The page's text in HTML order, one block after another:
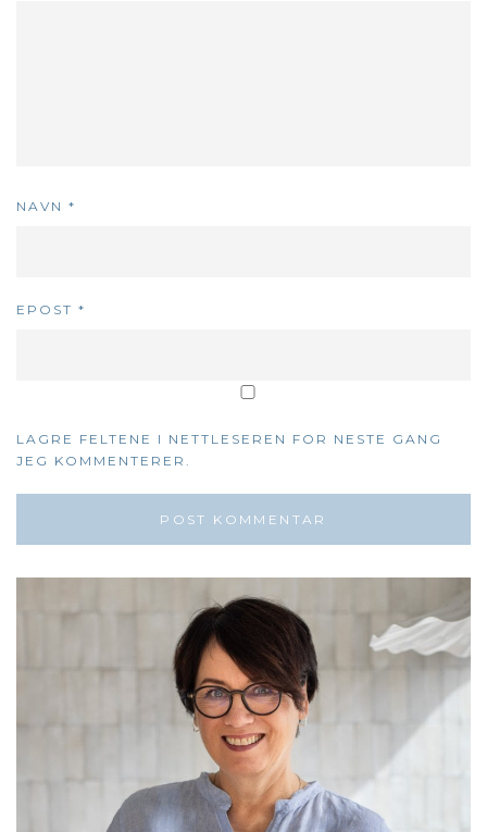
NAVN *
EPOST *
LAGRE FELTENE I NETTLESEREN FOR NESTE GANG
JEG KOMMENTERER.